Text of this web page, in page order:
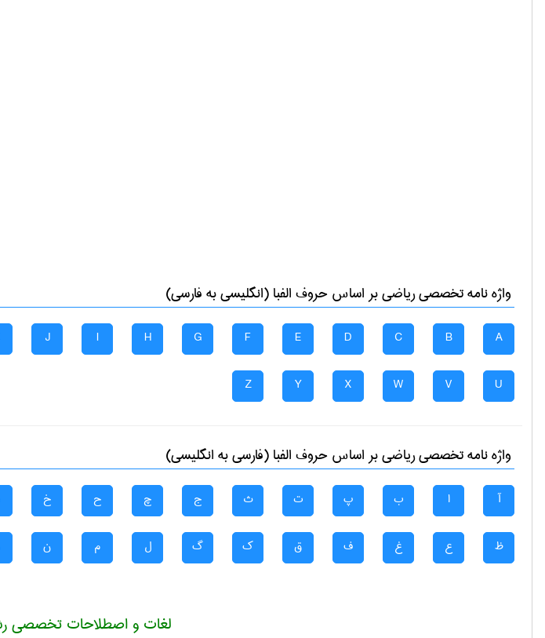
واژه نامه تخصصیرياضیبر اساس حروف الفبا (انگلیسی به فارسی)
A
B
C
D
E
F
G
H
I
J
U
V
W
X
Y
Z
واژه نامه تخصصیرياضیبر اساس حروف الفبا (فارسی به انگلیسی)
آ ا ب پ ت ث ج چ ح خ
ظ ع غ ف ق ک گ ل م ن
لغات و اصطلاحات تخصصی